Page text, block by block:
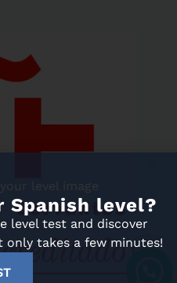
Spanish level?
level test and discover
only takes a few minutes!